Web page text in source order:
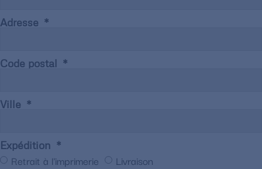
Adresse
Code postal
Ville
Expédition
Retrait à l'imprimerie Livraison